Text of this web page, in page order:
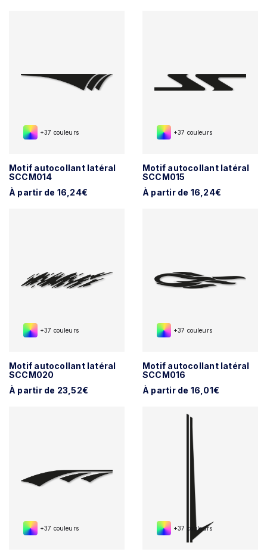
+37 couleurs
Motif autocollant latéral
SCCM014
À partir de 16,24€
+37 couleurs
Motif autocollant latéral
SCCM015
À partir de 16,24€
+37 couleurs
Motif autocollant latéral
SCCM020
À partir de 23,52€
+37 couleurs
Motif autocollant latéral
SCCM016
À partir de 16,01€
+37 couleurs +37 couleurs